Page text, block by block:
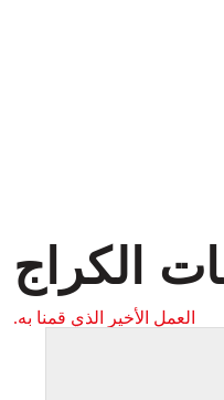
الكراج
العمل الأخير الذي قمنا به.